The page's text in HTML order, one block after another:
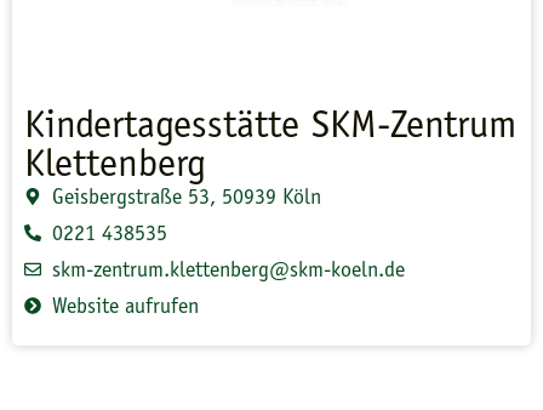
Kindertagesstätte SKM-Zentrum
Klettenberg
Geisbergstraße 53, 50939 Köln
0221 438535
skm-zentrum.klettenberg@skm-koeln.de
Website aufrufen